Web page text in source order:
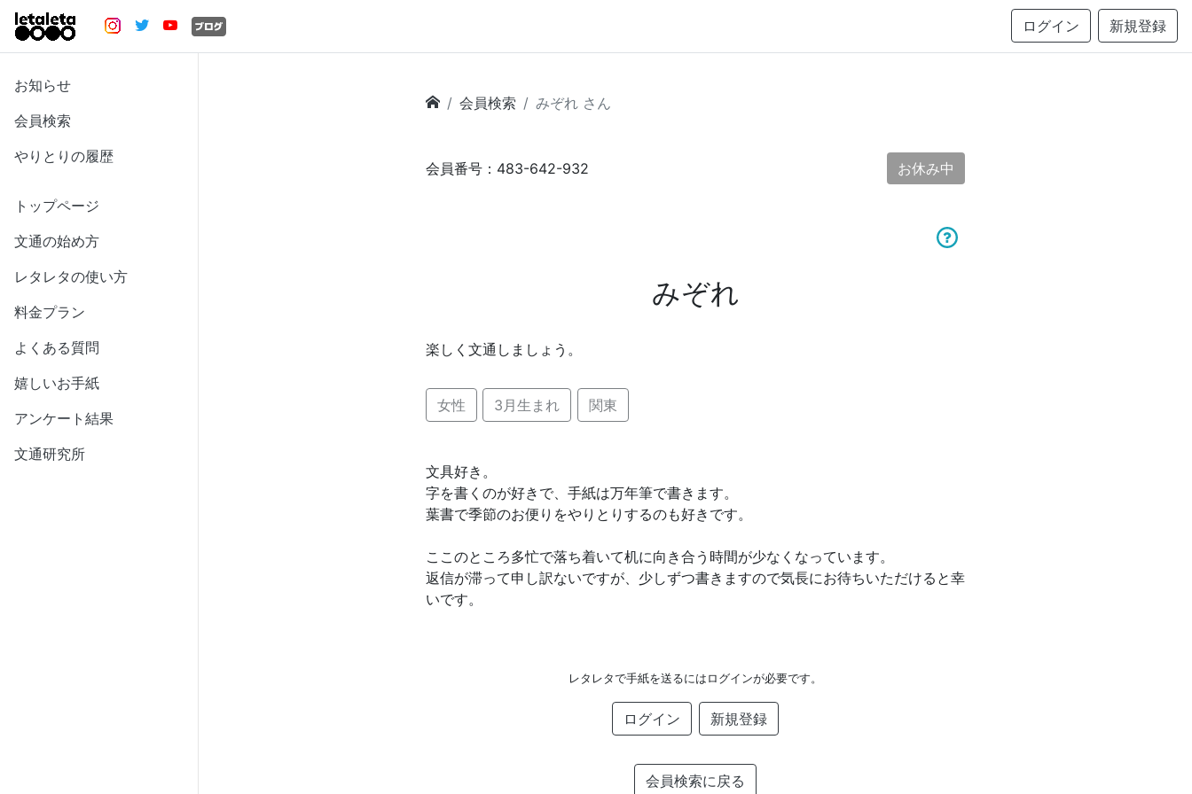
ログイン 新規登録
お知らせ
会員検索
やりとりの履歴
トップページ
文通の始め方
レタレタの使い方
料金プラン
よくある質問
嬉しいお手紙
アンケート結果
文通研究所
会員検索 みぞれ さん
会員番号：483-642-932 お休み中
みぞれ
楽しく文通しましょう。
女性 3月生まれ 関東
文具好き。
字を書くのが好きで、手紙は万年筆で書きます。
葉書で季節のお便りをやりとりするのも好きです。
ここのところ多忙で落ち着いて机に向き合う時間が少なくなっています。
返信が滞って申し訳ないですが、少しずつ書きますので気長にお待ちいただけると幸
いです。
レタレタで手紙を送るにはログインが必要です。
ログイン 新規登録
会員検索に戻る